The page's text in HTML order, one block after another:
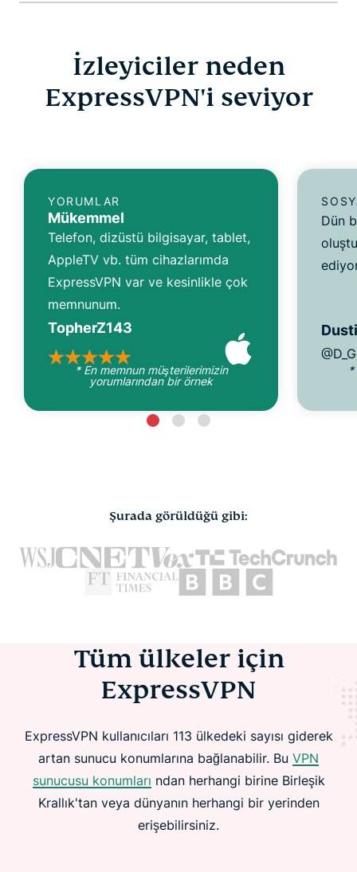
İzleyiciler neden
ExpressVPN'i seviyor
YORUMLAR
Mükemmel
Telefon, dizüstü bilgisayar, tablet,
AppleTV vb. tüm cihazlarımda
ExpressVPN var ve kesinlikle çok
memnunum.
TopherZ143
* En memnun müşterilerimizin
yorumlarından bir örnek
Dün
*
Şurada görüldüğü gibi:
Tüm ülkeler için
ExpressVPN
ExpressVPN kullanıcıları 113 ülkedeki sayısı giderek
artan sunucu konumlarına bağlanabilir. Bu VPN
sunucusu konumları ndan herhangi birine Birleşik
Krallık'tan veya dünyanın herhangi bir yerinden
erişebilirsiniz.